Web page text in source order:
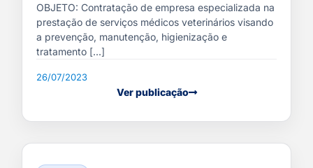
OBJETO: Contratação de empresa especializada na
prestação de serviços médicos veterinários visando
a prevenção, manutenção, higienização e
tratamento [...]
26/07/2023
Ver publicação